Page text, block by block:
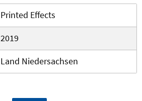
Printed Effects
2019
Land Niedersachsen